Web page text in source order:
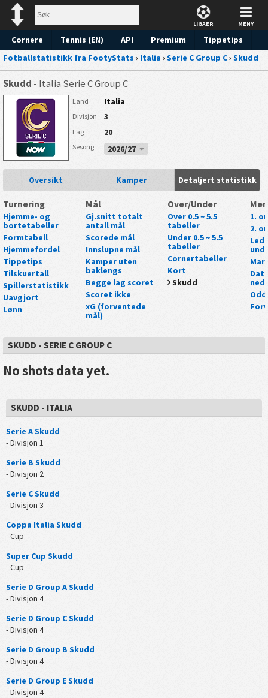
LIGAER MENY
Cornere Tennis (EN) API Premium
Tippetips
Fotballstatistikk fra FootyStats › Italia › Serie C Group C› Skudd
Skudd - Italia Serie C Group C
Land Italia
Divisjon 3
Lag 20
Sesong 2026/27
Oversikt Kamper Detaljert statistikk
Turnering
Hjemme- og
bortetabeller
Formtabell
Hjemmefordel
Tippetips
Tilskuertall
Spillerstatistikk
Uavgjort
Lønn
Mål
Gj.snitt totalt
antall mål
Scorede mål
Innslupne mål
Kamper uten
baklengs
Begge lag scoret
Scoret ikke
xG (forventede
mål)
Over/Under
Over 0.5 ~ 5.5
tabeller
Under 0.5 ~ 5.5
tabeller
Cornertabeller
Kort
Skudd
Mer
1.
2.
SKUDD - SERIE C GROUP C
No shots data yet.
SKUDD - ITALIA
Serie A Skudd
- Divisjon 1
Serie B Skudd
- Divisjon 2
Serie C Skudd
- Divisjon 3
Coppa Italia Skudd
- Cup
Super Cup Skudd
- Cup
Serie D Group A Skudd
- Divisjon 4
Serie D Group C Skudd
- Divisjon 4
Serie D Group B Skudd
- Divisjon 4
Serie D Group E Skudd
- Divisjon 4